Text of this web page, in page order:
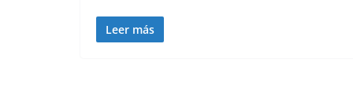
Leer más